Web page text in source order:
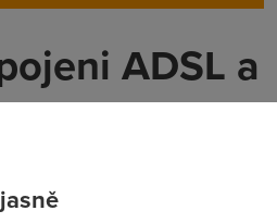
ADSL a
který ma CDMA o přenos